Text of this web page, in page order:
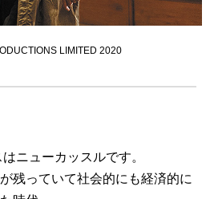
LIMITED 2020
ニューカッスルです。
残っていて社会的にも経済的に